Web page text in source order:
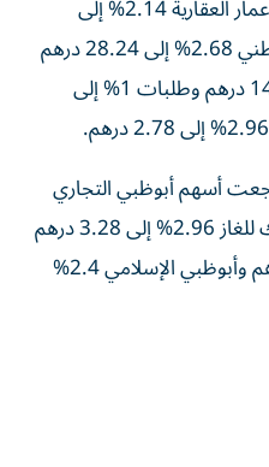
وتراجعت في سوق دبي أسهم إعمار العقارية 2.14% إلى
11.88 درهم والإمارات دبي الوطني 2.68% إلى 28.24 درهم
وإعمار للتطوير 4.97% إلى 14.14 درهم وطلبات 1% إلى
أسهم أبوظبي التجاري
1.84% إلى 13.82 درهم وأدنوك للغاز 2.96% إلى 3.28 درهم
وألفا ظبي 0.14% إلى 7.29 درهم وأبوظبي الإسلامي 2.4%